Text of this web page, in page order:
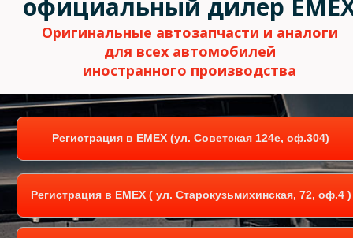
официальный дилер
Оригинальные автозапчасти и аналоги
для всех автомобилей
иностранного производства
Регистрация в EMEX (ул. Советская 124е, оф.304)
Регистрация в EMEX ( ул. Старокузьмихинская, 72, оф.4 )